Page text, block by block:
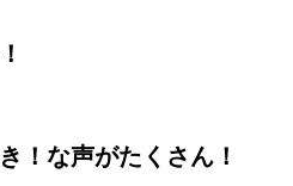
！な声がたくさん！